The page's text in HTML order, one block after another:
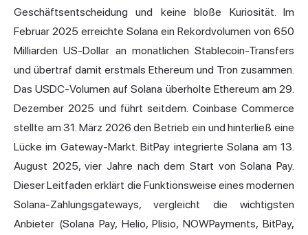
Geschäftsentscheidung und keine bloße Kuriosität. Im
Februar 2025 erreichte Solana ein Rekordvolumen von 650
Milliarden US-Dollar an monatlichen Stablecoin-Transfers
und übertraf damit erstmals Ethereum und Tron zusammen.
Das USDC-Volumen auf Solana überholte Ethereum am 29.
Dezember 2025 und führt seitdem. Coinbase Commerce
stellte am 31. März 2026 den Betrieb ein und hinterließ eine
Lücke im Gateway-Markt. BitPay integrierte Solana am 13.
August 2025, vier Jahre nach dem Start von Solana Pay.
Dieser Leitfaden erklärt die Funktionsweise eines modernen
Solana-Zahlungsgateways, vergleicht die wichtigsten
Anbieter (Solana Pay, Helio, Plisio, NOWPayments, BitPay,